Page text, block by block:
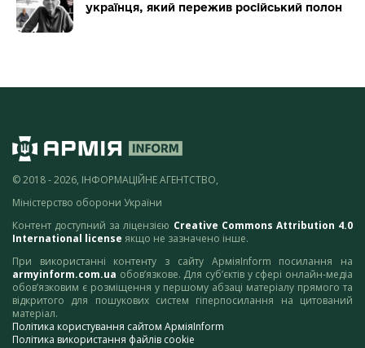
українця, який пережив російський полон
© 2018 - 2026, ІНФОРМАЦІЙНЕ АГЕНТСТВО,
Міністерство оборони України
Контент доступний за ліцензією Creative Commons Attribution 4.0
International license якщо не зазначено інше.
При використанні контенту з сайту АрміяInform посилання на
armyinform.com.ua обов’язкове. Для суб’єктів у сфері онлайн-медіа
обов’язковим є розміщення у першому абзаці матеріалу прямого та
відкритого для пошукових систем гіперпосилання на цитований
матеріал.
Політика користування сайтом АрміяInform
Політика використання файлів cookie